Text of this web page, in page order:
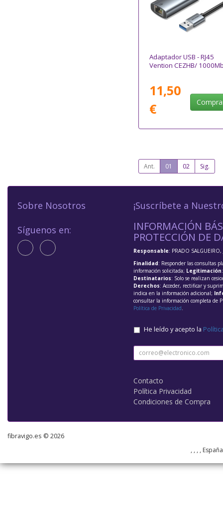
Adaptador USB - RJ45
Vention CEZHB/
11,50
€
Ant. 01 02 Sig.
Sobre Nosotros
Síguenos en:
¡Suscríbete a
INFORMACIÓN
PROTECCIÓN DE
Responsable: PRADO SALGUEIRO,
Finalidad: Responder las consultas
información solicitada; Legitimación
Destinatarios: Solo se realizan
Derechos: Acceder, rectificar y
indica en la información adicional;
consultar la información completa de
Política de Privacidad.
He leído y acepto la
Contacto
Política Privacidad
Condiciones de Compra
fibravigo.es © 2026
, , , ,